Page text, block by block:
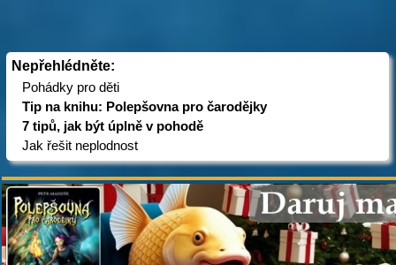
Nepřehlédněte:
Pohádky pro děti
Tip na knihu: Polepšovna pro čarodějky
7 tipů, jak být úplně v pohodě
Jak řešit neplodnost